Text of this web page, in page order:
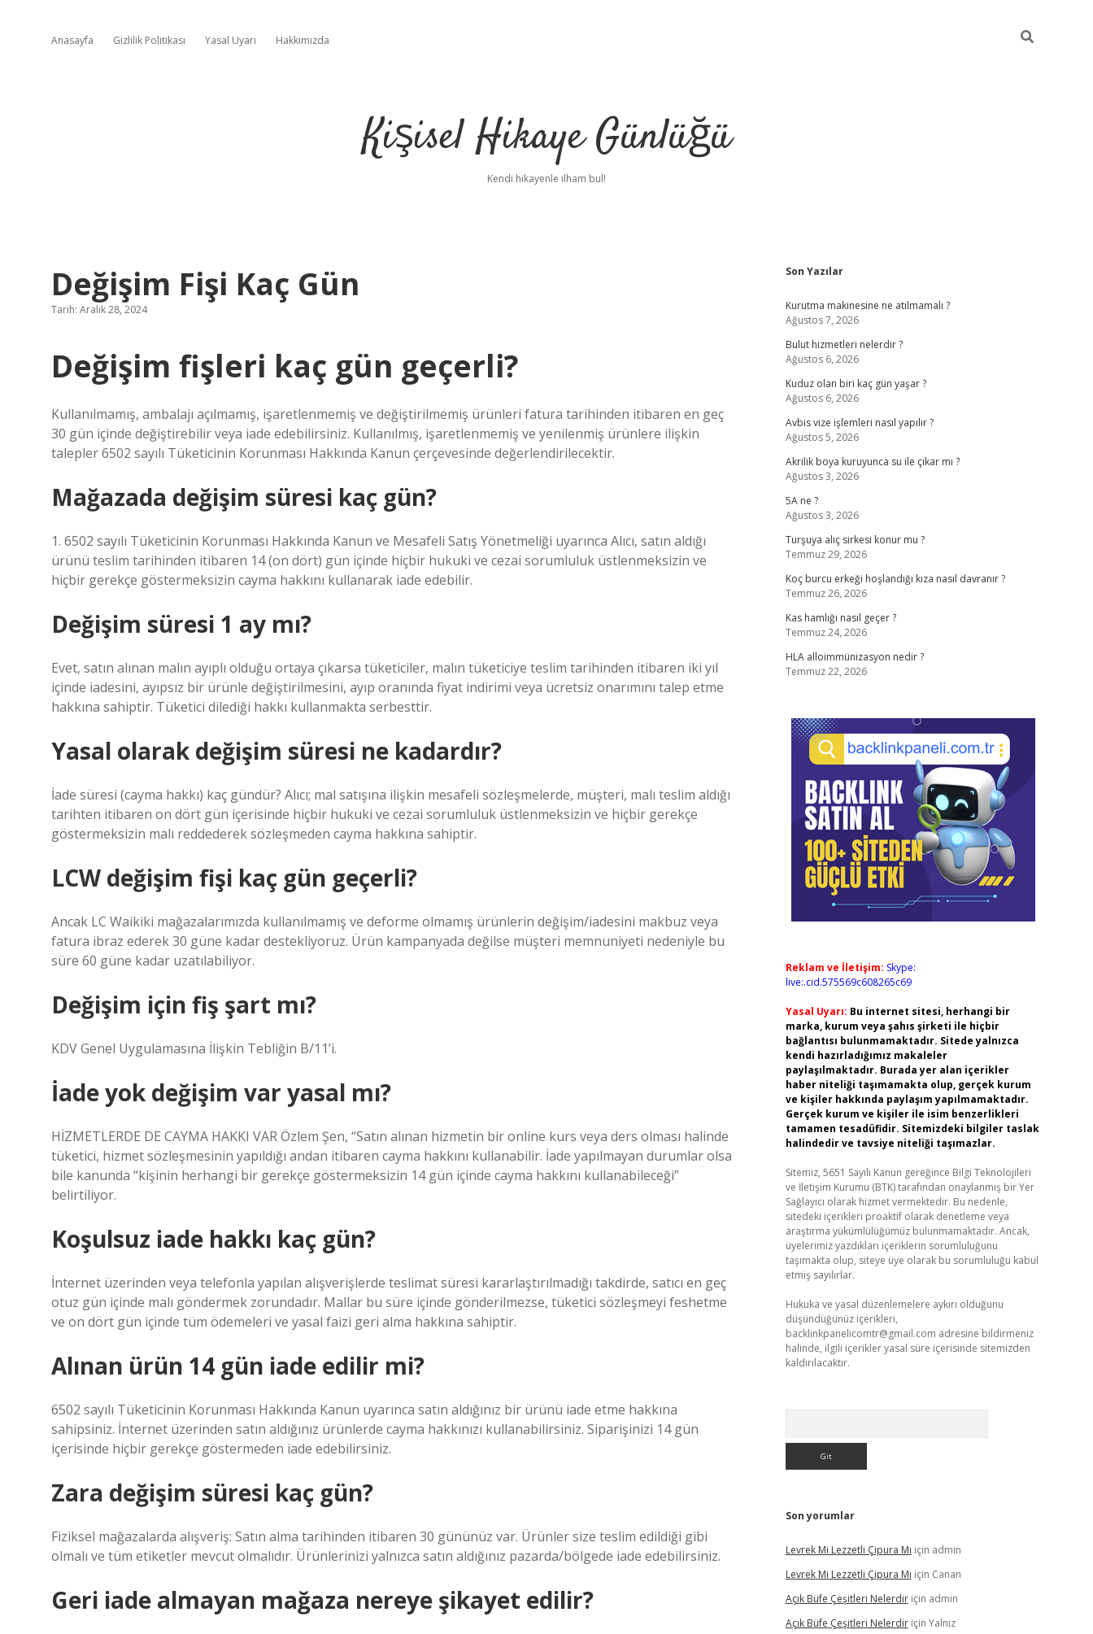
Anasayfa Gizlilik Politikası Yasal Uyarı Hakkımızda
Kişisel Hikaye Günlüğü
Kendi hikayenle ilham bul!
Değişim Fişi Kaç Gün
Tarih: Aralık 28, 2024
Değişim fişleri kaç gün geçerli?
Kullanılmamış, ambalajı açılmamış, işaretlenmemiş ve değiştirilmemiş ürünleri fatura tarihinden itibaren en geç
30 gün içinde değiştirebilir veya iade edebilirsiniz. Kullanılmış, işaretlenmemiş ve yenilenmiş ürünlere ilişkin
talepler 6502 sayılı Tüketicinin Korunması Hakkında Kanun çerçevesinde değerlendirilecektir.
Mağazada değişim süresi kaç gün?
1. 6502 sayılı Tüketicinin Korunması Hakkında Kanun ve Mesafeli Satış Yönetmeliği uyarınca Alıcı, satın aldığı
ürünü teslim tarihinden itibaren 14 (on dört) gün içinde hiçbir hukuki ve cezai sorumluluk üstlenmeksizin ve
hiçbir gerekçe göstermeksizin cayma hakkını kullanarak iade edebilir.
Değişim süresi 1 ay mı?
Evet, satın alınan malın ayıplı olduğu ortaya çıkarsa tüketiciler, malın tüketiciye teslim tarihinden itibaren iki yıl
içinde iadesini, ayıpsız bir ürünle değiştirilmesini, ayıp oranında fiyat indirimi veya ücretsiz onarımını talep etme
hakkına sahiptir. Tüketici dilediği hakkı kullanmakta serbesttir.
Yasal olarak değişim süresi ne kadardır?
İade süresi (cayma hakkı) kaç gündür? Alıcı; mal satışına ilişkin mesafeli sözleşmelerde, müşteri, malı teslim aldığı
tarihten itibaren on dört gün içerisinde hiçbir hukuki ve cezai sorumluluk üstlenmeksizin ve hiçbir gerekçe
göstermeksizin malı reddederek sözleşmeden cayma hakkına sahiptir.
LCW değişim fişi kaç gün geçerli?
Ancak LC Waikiki mağazalarımızda kullanılmamış ve deforme olmamış ürünlerin değişim/iadesini makbuz veya
fatura ibraz ederek 30 güne kadar destekliyoruz. Ürün kampanyada değilse müşteri memnuniyeti nedeniyle bu
süre 60 güne kadar uzatılabiliyor.
Değişim için fiş şart mı?
KDV Genel Uygulamasına İlişkin Tebliğin B/11’i.
İade yok değişim var yasal mı?
HİZMETLERDE DE CAYMA HAKKI VAR Özlem Şen, “Satın alınan hizmetin bir online kurs veya ders olması halinde
tüketici, hizmet sözleşmesinin yapıldığı andan itibaren cayma hakkını kullanabilir. İade yapılmayan durumlar olsa
bile kanunda “kişinin herhangi bir gerekçe göstermeksizin 14 gün içinde cayma hakkını kullanabileceği”
belirtiliyor.
Koşulsuz iade hakkı kaç gün?
İnternet üzerinden veya telefonla yapılan alışverişlerde teslimat süresi kararlaştırılmadığı takdirde, satıcı en geç
otuz gün içinde malı göndermek zorundadır. Mallar bu süre içinde gönderilmezse, tüketici sözleşmeyi feshetme
ve on dört gün içinde tüm ödemeleri ve yasal faizi geri alma hakkına sahiptir.
Alınan ürün 14 gün iade edilir mi?
6502 sayılı Tüketicinin Korunması Hakkında Kanun uyarınca satın aldığınız bir ürünü iade etme hakkına
sahipsiniz. İnternet üzerinden satın aldığınız ürünlerde cayma hakkınızı kullanabilirsiniz. Siparişinizi 14 gün
içerisinde hiçbir gerekçe göstermeden iade edebilirsiniz.
Zara değişim süresi kaç gün?
Fiziksel mağazalarda alışveriş: Satın alma tarihinden itibaren 30 gününüz var. Ürünler size teslim edildiği gibi
olmalı ve tüm etiketler mevcut olmalıdır. Ürünlerinizi yalnızca satın aldığınız pazarda/bölgede iade edebilirsiniz.
Geri iade almayan mağaza nereye şikayet edilir?
Sidebar
Son Yazılar
Kurutma makinesine ne atılmamalı ?
Ağustos 7, 2026
Bulut hizmetleri nelerdir ?
Ağustos 6, 2026
Kuduz olan biri kaç gün yaşar ?
Ağustos 6, 2026
Avbis vize işlemleri nasıl yapılır ?
Ağustos 5, 2026
Akrilik boya kuruyunca su ile çıkar mı ?
Ağustos 3, 2026
5A ne ?
Ağustos 3, 2026
Turşuya alıç sirkesi konur mu ?
Temmuz 29, 2026
Koç burcu erkeği hoşlandığı kıza nasıl davranır ?
Temmuz 26, 2026
Kas hamlığı nasıl geçer ?
Temmuz 24, 2026
HLA alloimmünizasyon nedir ?
Temmuz 22, 2026
Reklam ve İletişim: Skype:
live:.cid.575569c608265c69
Yasal Uyarı: Bu internet sitesi, herhangi bir
marka, kurum veya şahıs şirketi ile hiçbir
bağlantısı bulunmamaktadır. Sitede yalnızca
kendi hazırladığımız makaleler
paylaşılmaktadır. Burada yer alan içerikler
haber niteliği taşımamakta olup, gerçek kurum
ve kişiler hakkında paylaşım yapılmamaktadır.
Gerçek kurum ve kişiler ile isim benzerlikleri
tamamen tesadüfidir. Sitemizdeki bilgiler taslak
halindedir ve tavsiye niteliği taşımazlar.
Sitemiz, 5651 Sayılı Kanun gereğince Bilgi Teknolojileri
ve İletişim Kurumu (BTK) tarafından onaylanmış bir Yer
Sağlayıcı olarak hizmet vermektedir. Bu nedenle,
sitedeki içerikleri proaktif olarak denetleme veya
araştırma yükümlülüğümüz bulunmamaktadır. Ancak,
üyelerimiz yazdıkları içeriklerin sorumluluğunu
taşımakta olup, siteye üye olarak bu sorumluluğu kabul
etmiş sayılırlar.
Hukuka ve yasal düzenlemelere aykırı olduğunu
düşündüğünüz içerikleri,
backlinkpanelicomtr@gmail.com adresine bildirmeniz
halinde, ilgili içerikler yasal süre içerisinde sitemizden
kaldırılacaktır.
Son yorumlar
Levrek Mi Lezzetli Çipura Mı için admin
Levrek Mi Lezzetli Çipura Mı için Canan
Açık Büfe Çeşitleri Nelerdiriçin admin
Açık Büfe Çeşitleri Nelerdiriçin Yalnız